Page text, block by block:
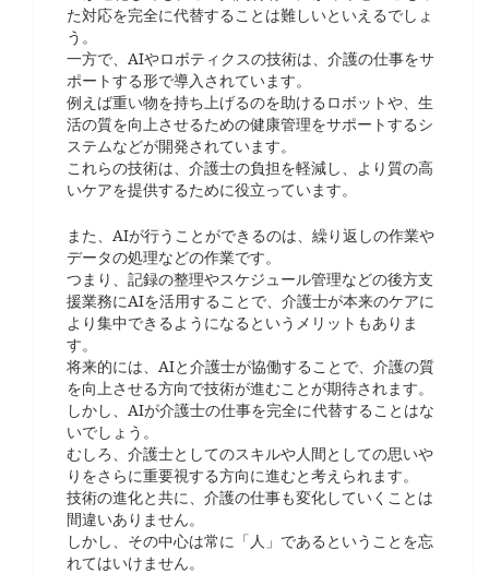
た対応を完全に代替することは難しいといえるでしょ
う。
一方で、AIやロボティクスの技術は、介護の仕事をサ
ポートする形で導入されています。
例えば重い物を持ち上げるのを助けるロボットや、生
活の質を向上させるための健康管理をサポートするシ
ステムなどが開発されています。
これらの技術は、介護士の負担を軽減し、より質の高
いケアを提供するために役立っています。
また、AIが行うことができるのは、繰り返しの作業や
データの処理などの作業です。
つまり、記録の整理やスケジュール管理などの後方支
援業務にAIを活用することで、介護士が本来のケアに
より集中できるようになるというメリットもありま
す。
将来的には、AIと介護士が協働することで、介護の質
を向上させる方向で技術が進むことが期待されます。
しかし、AIが介護士の仕事を完全に代替することはな
いでしょう。
むしろ、介護士としてのスキルや人間としての思いや
りをさらに重要視する方向に進むと考えられます。
技術の進化と共に、介護の仕事も変化していくことは
間違いありません。
しかし、その中心は常に「人」であるということを忘
れてはいけません。